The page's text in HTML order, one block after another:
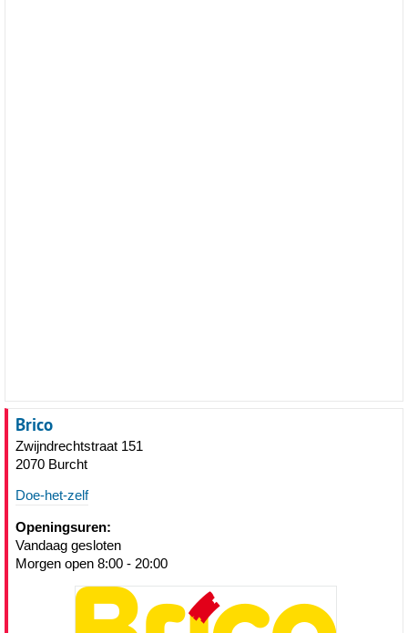
Brico
Zwijndrechtstraat 151
2070 Burcht
Doe-het-zelf
Openingsuren:
Vandaag gesloten
Morgen open 8:00 - 20:00